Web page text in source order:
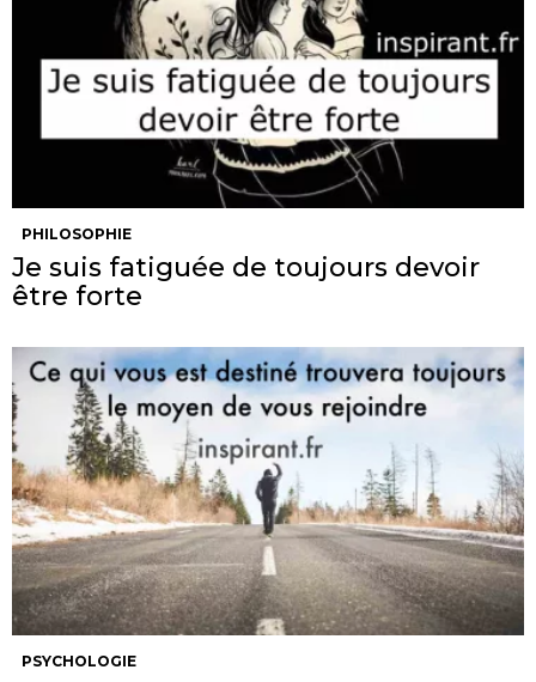
PHILOSOPHIE
Je suis fatiguée de toujours devoir
être forte
PSYCHOLOGIE